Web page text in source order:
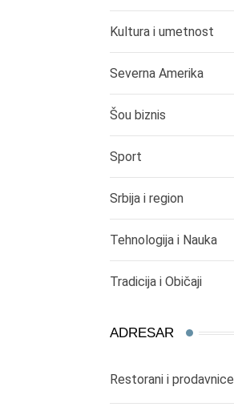
Kultura i umetnost
Severna Amerika
Šou biznis
Sport
Srbija i region
Tehnologija i Nauka
Tradicija i Običaji
ADRESAR
Restorani i prodavnice